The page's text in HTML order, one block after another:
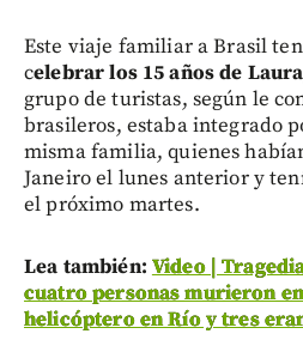
Este viaje familiar a Brasil
celebrar los 15 años de
grupo de turistas, según le
brasileros, estaba integrado
misma familia, quienes
Janeiro el lunes anterior y
el próximo martes.
Lea también: Video |
cuatro personas murieron
helicóptero en Río y tres